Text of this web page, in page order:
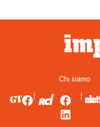
Chi siamo